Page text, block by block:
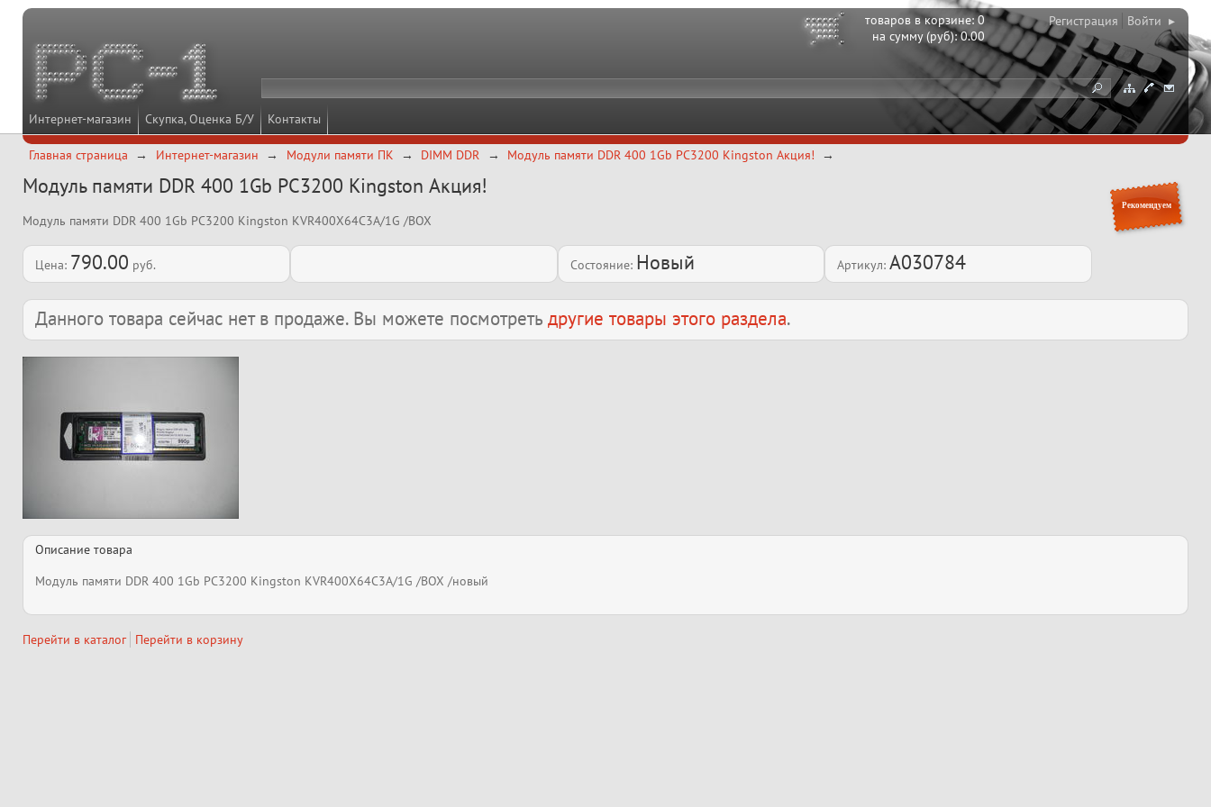
Интернет-магазин Скупка, Оценка Б/У Контакты
товаров в корзине:0
на сумму (руб):0.00
Регистрация Войти ▸
Главная страница Интернет-магазин Модули памяти ПК DIMM DDR Модуль памяти DDR 400 1Gb PC3200 Kingston Акция!
Рекомендуем
Модуль памяти DDR 400 1Gb PC3200 Kingston Акция!
Модуль памяти DDR 400 1Gb PC3200 Kingston KVR400X64C3A/1G /BOX
Цена: 790.00 руб. Состояние: Новый Артикул:A030784
Данного товара сейчас нет в продаже. Вы можете посмотреть другие товары этого раздела.
Описание товара
Модуль памяти DDR 400 1Gb PC3200 Kingston KVR400X64C3A/1G /BOX /новый
Перейти в каталог Перейти в корзину